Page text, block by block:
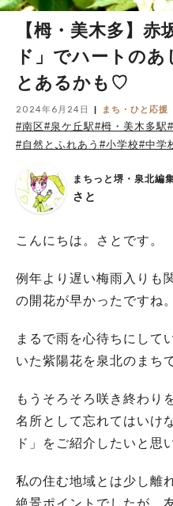
【栂・美木多】
ド」でハートの
とあるかも♡
2024年6月24日 まち・ひと応援
#南区#泉ケ丘駅#栂・美木多駅
#自然とふれあう #小学校#中学
まちっと堺・泉北編
さと
こんにちは。さとです。
例年より遅い梅雨入りも
の開花が早かったですね。
まるで雨を心待ちにして
いた紫陽花を泉北のまち
もうそろそろ咲き終わり
名所として忘れてはいけ
ド」をご紹介したいと思
私の住む地域とは少し離
絶景ポイントでしたが、